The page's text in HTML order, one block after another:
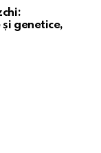
genetice,